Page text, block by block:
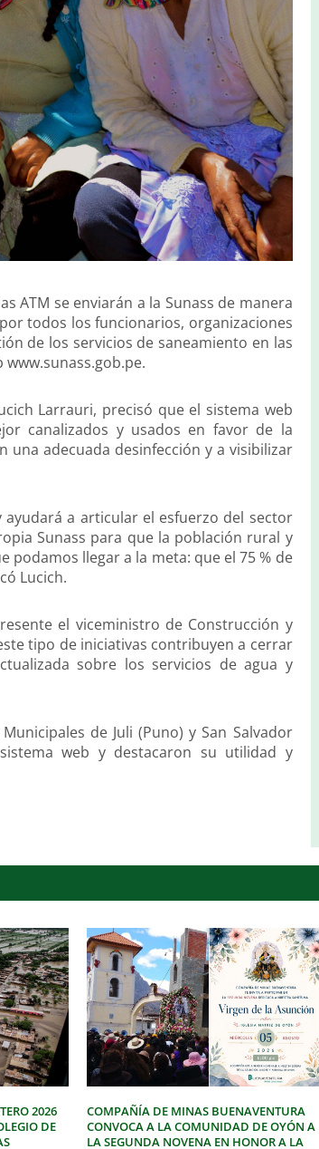
ATM se enviarán a la Sunass de manera
todos los funcionarios, organizaciones
de los servicios de saneamiento en las
Larrauri, precisó que el sistema web
canalizados y usados en favor de la
una adecuada desinfección y a visibilizar
a articular el esfuerzo del sector
Sunass para que la población rural y
podamos llegar a la meta: que el 75 % de
Lucich.
el viceministro de Construcción y
tipo de iniciativas contribuyen a cerrar
sobre los servicios de agua y
de Juli (Puno) y San Salvador
web y destacaron su utilidad y
2026
DE
COMPAÑÍA DE MINAS BUENAVENTURA
CONVOCA A LA COMUNIDAD DE OYÓN A
LA SEGUNDA NOVENA EN HONOR A LA